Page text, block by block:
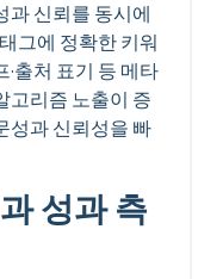
과 신뢰를 동시에
그에 정확한 키워
·출처 표기 등 메타
고리즘 노출이 증
성과 신뢰성을 빠
성과 측